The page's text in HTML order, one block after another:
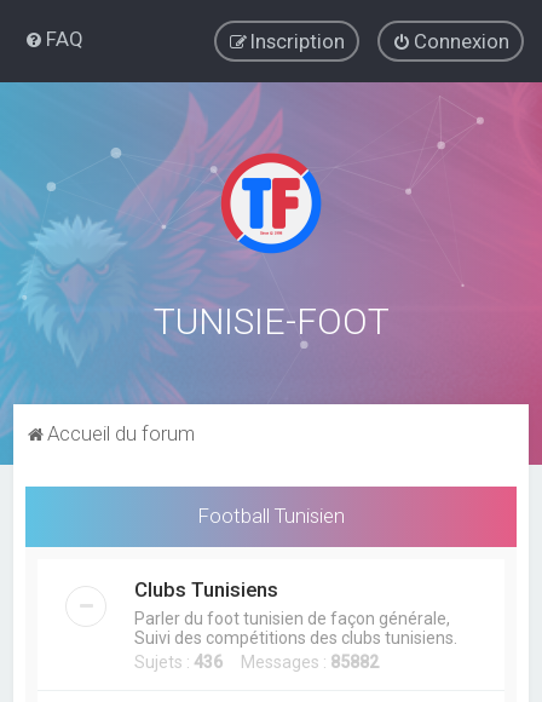
FAQ Connexion
Inscription
TUNISIE-FOOT
Accueil du forum
Football Tunisien
Clubs Tunisiens
Parler du foot tunisien de façon générale,
Suivi des compétitions des clubs tunisiens.
Sujets :436 Messages : 85882